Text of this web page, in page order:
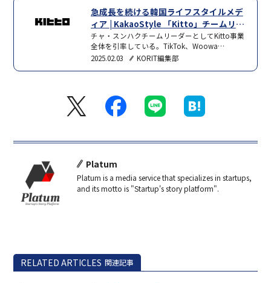
急成長を続ける韓国ライフスタイルメデ
ィア | KakaoStyle 「Kitto」チームリー
ダー チャ・スンハク/日本版エディター
森千尋
チャ・スンハクチームリーダーとしてKitto事業
全体を引率している。TikTok、Woowa
Brothers（ウーワブラザーズ）、Spoon
森 千尋日本版Kittoのエディターとして多数のオ
リジナルコンテンツを作成。過去には
NOWNOW（ナウナウ）やZi…
2025.02.03 KORIT編集部
Platum
Platum is a media service that specializes in startups,
and its motto is "Startup's story platform".
RELATED ARTICLES 関連記事